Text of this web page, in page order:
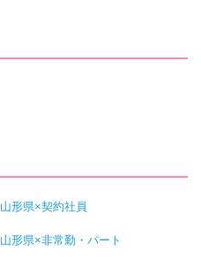
山形県×契約社員
山形県×非常勤・パート